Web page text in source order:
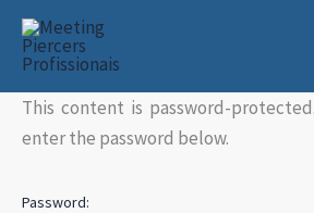
Skip
content
This content is password-
enter the password below.
Password: